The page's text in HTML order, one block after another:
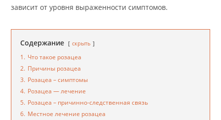
зависит от уровня выраженности симптомов.
Содержание скрыть
1. Что такое розацеа
2. Причины розацеа
3. Розацеа – симптомы
4. Розацеа — лечение
5. Розацеа – причинно-следственная связь
6. Местное лечение розацеа